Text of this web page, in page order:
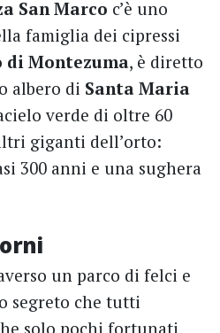
San Marco c’è uno
famiglia dei cipressi
di Montezuma, è diretto
albero di Santa Maria
verde di oltre 60
giganti dell’orto:
300 anni e una sughera
un parco di felci e
segreto che tutti
solo pochi fortunati